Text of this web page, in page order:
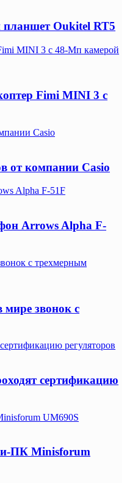
Oukitel RT5
MINI 3 с 48-Мп камерой
Fimi MINI 3 с
Casio
от компании Casio
Alpha F-51F
Arrows Alpha F-
с трехмерным
звонок с
регуляторов
сертификацию
UM690S
ПК Minisforum